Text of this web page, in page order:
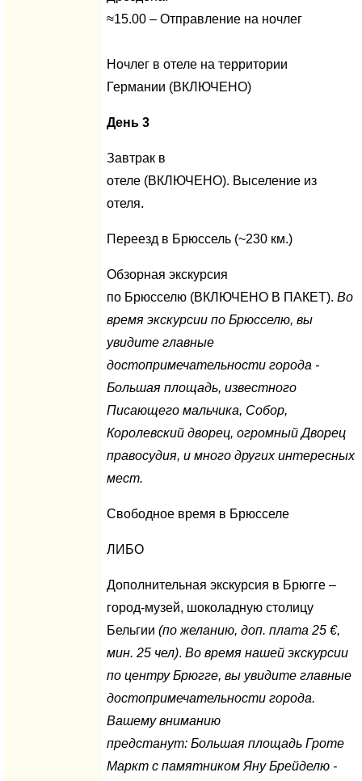
≈15.00 – Отправление на ночлег
Ночлег в отеле на территории
Германии (ВКЛЮЧЕНО)
День 3
Завтрак в
отеле (ВКЛЮЧЕНО). Выселение из
отеля.
Переезд в Брюссель (~230 км.)
Обзорная экскурсия
по Брюсселю (ВКЛЮЧЕНО В ПАКЕТ). Во
время экскурсии по Брюсселю, вы
увидите главные
достопримечательности города -
Большая площадь, известного
Писающего мальчика, Собор,
Королевский дворец, огромный Дворец
правосудия, и много других интересных
мест.
Свободное время в Брюсселе
ЛИБО
Дополнительная экскурсия в Брюгге –
город-музей, шоколадную столицу
Бельгии (по желанию, доп. плата 25 €,
мин. 25 чел). Во время нашей экскурсии
по центру Брюгге, вы увидите главные
достопримечательности города.
Вашему вниманию
предстанут: Большая площадь Гроте
Маркт с памятником Яну Брейделю -